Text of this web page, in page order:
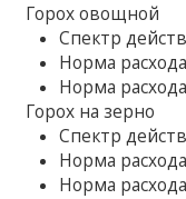
Горох овощной
Спектр
Норма
Норма
Горох на зерно
Спектр
Норма
Норма